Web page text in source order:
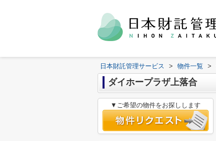
日本財託管理サービス > 物件一覧 >
ダイホープラザ上落合
▼ご希望の物件をお探しします